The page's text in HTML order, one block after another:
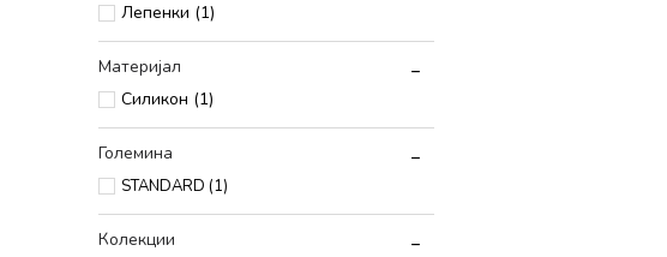
Лепенки (1)
Материјал
Силикон (1)
Големина
STANDARD (1)
Колекции